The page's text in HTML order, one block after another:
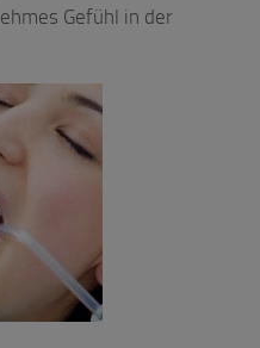
Gefühl in der